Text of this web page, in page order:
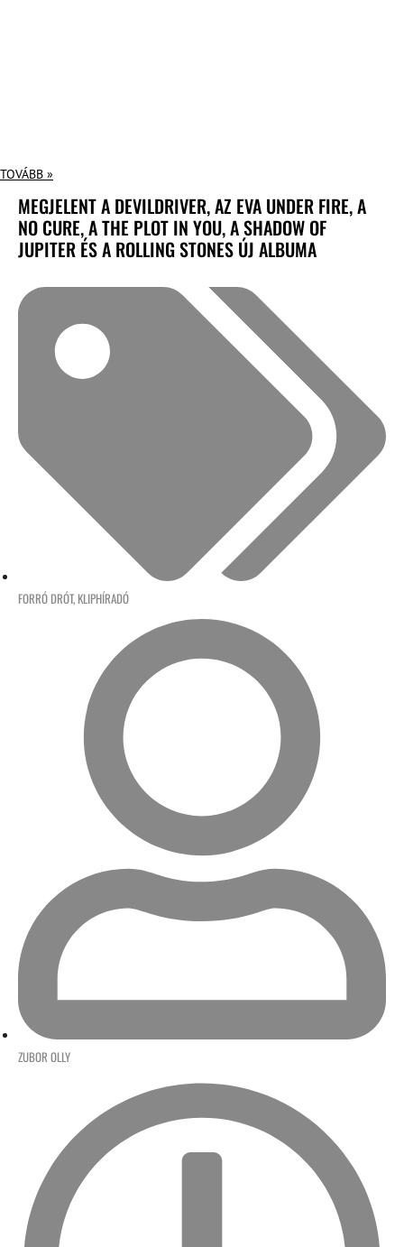
TOVÁBB »
MEGJELENT A DEVILDRIVER, AZ EVA UNDER FIRE, A
NO CURE, A THE PLOT IN YOU, A SHADOW OF
JUPITER ÉS A ROLLING STONES ÚJ ALBUMA
FORRÓ DRÓT, KLIPHÍRADÓ
ZUBOR OLLY